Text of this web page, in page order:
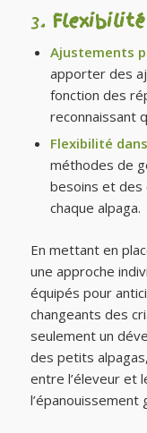
3.
Ajustements
apporter des
fonction des
reconnaissant
Flexibilité
méthodes de
besoins et des
chaque alpaga.
En mettant en
une approche
équipés pour
changeants des
seulement un
des petits
entre l’éleveur et
l’épanouissement